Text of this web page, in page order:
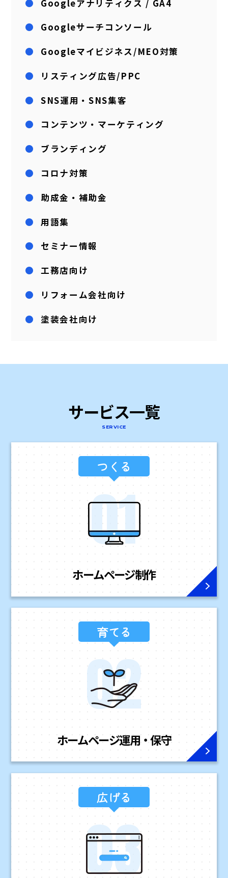
Googleアナリティクス / GA4
Googleサーチコンソール
Googleマイビジネス/MEO対策
リスティング広告/PPC
SNS運用・SNS集客
コンテンツ・マーケティング
ブランディング
コロナ対策
助成金・補助金
用語集
セミナー情報
工務店向け
リフォーム会社向け
塗装会社向け
サービス一覧
SERVICE
つくる
ホームページ制作
育てる
ホームページ運用・保守
広げる